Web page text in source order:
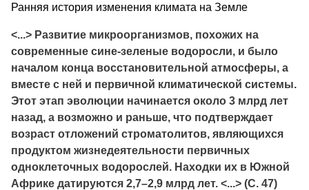
Ранняя история изменения климата на Земле
<...> Развитие микроорганизмов, похожих на
современные сине-зеленые водоросли, и было
началом конца восстановительной атмосферы, а
вместе с ней и первичной климатической системы.
Этот этап эволюции начинается около 3 млрд лет
назад, а возможно и раньше, что подтверждает
возраст отложений строматолитов, являющихся
продуктом жизнедеятельности первичных
одноклеточных водорослей. Находки их в Южной
Африке датируются 2,7–2,9 млрд лет. <...> (С. 47)